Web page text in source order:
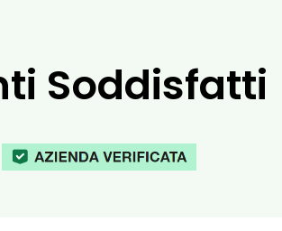
Soddisfatti